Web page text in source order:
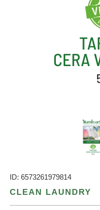
ID: 6573261979814
CLEAN LAUNDRY